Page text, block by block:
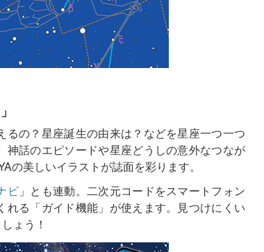
るの？星座誕生の由来は？などを星座一つ一つ
話のエピソードや星座どうしの意外なつなが
の美しいイラストが誌面を彩ります。
ビ 」とも連動。二次元コードをスマートフォン
る「ガイド機能」が使えます。見つけにくい
ょう！